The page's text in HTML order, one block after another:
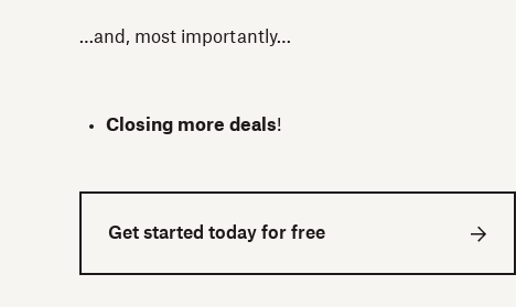
…and, most importantly…
Closing more deals!
Get started today for free